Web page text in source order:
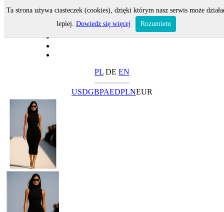
PL DE EN
USDGBPAEDPLNEUR
Ta strona używa ciasteczek (cookies), dzięki którym nasz serwis może
lepiej. Dowiedz się więcej Rozumiem